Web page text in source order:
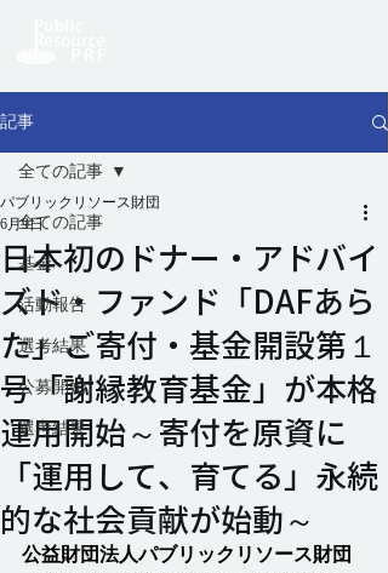
記事
全ての記事
基金
活動報告
選考結果
公募開始
選考結果
全ての記事
日本初のドナー・アドバイ
ズド・ファンド「DAFあら
た」ご寄付・基金開設第１
号「謝縁教育基金」が本格
運用開始～寄付を原資に
「運用して、育てる」永続
的な社会貢献が始動～
パブリックリソース財団
6月9日
公益財団法人パブリックリソース財団